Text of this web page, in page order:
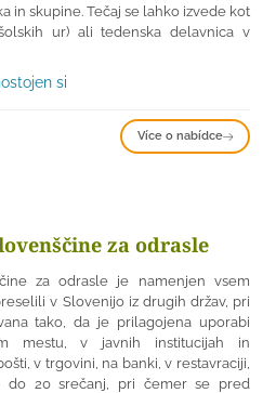
in skupine. Tečaj se lahko izvede kot
ur) ali tedenska delavnica v
si
Více o nabídce
za odrasle
za odrasle je namenjen vsem
v Slovenijo iz drugih držav, pri
tako, da je prilagojena uporabi
mestu, v javnih institucijah in
v trgovini, na banki, v restavraciji,
do 20 srečanj, pri čemer se pred